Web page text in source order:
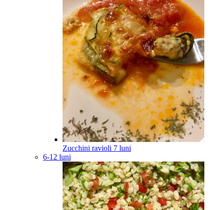
Zucchini ravioli 7 luni
6-12 luni